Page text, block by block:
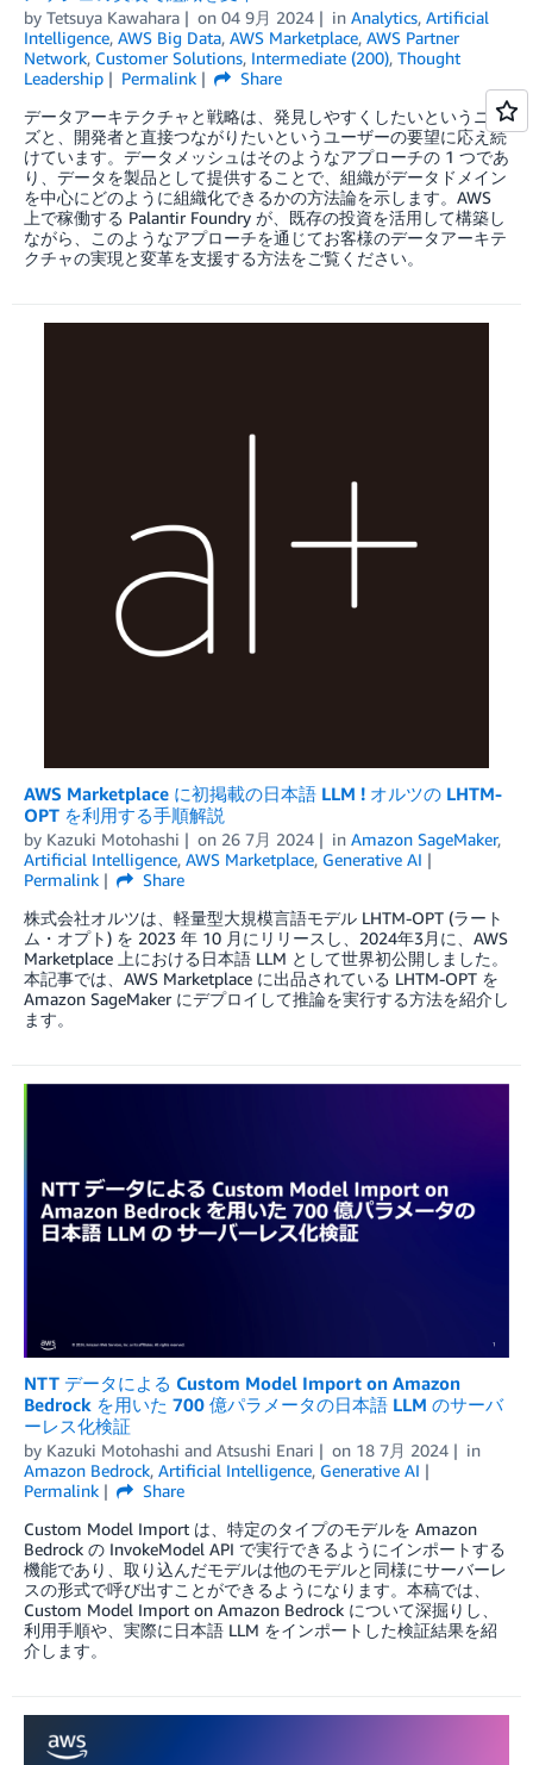
by Tetsuya Kawahara on 04 9月 2024 in Analytics, Artificial
Intelligence, AWS Big Data, AWS Marketplace, AWS Partner
Network, Customer Solutions, Intermediate (200), Thought
Leadership
Permalink
Share
データアーキテクチャと戦略は、発見しやすくしたいというニー
ズと、開発者と直接つながりたいというユーザーの要望に応え続
けています。データメッシュはそのようなアプローチの 1 つであ
り、データを製品として提供することで、組織がデータドメイン
を中心にどのように組織化できるかの方法論を示します。AWS
上で稼働する Palantir Foundry が、既存の投資を活用して構築し
ながら、このようなアプローチを通じてお客様のデータアーキテ
クチャの実現と変革を支援する方法をご覧ください。
AWS Marketplace に初掲載の日本語 LLM ! オルツの LHTM-
OPT を利用する手順解説
by Kazuki Motohashi on 26 7月 2024 in Amazon SageMaker,
Artificial Intelligence, AWS Marketplace, Generative AI
Permalink
Share
株式会社オルツは、軽量型大規模言語モデル LHTM-OPT (ラート
ム・オプト) を 2023 年 10 月にリリースし、2024年3月に、AWS
Marketplace 上における日本語 LLM として世界初公開しました。
本記事では、AWS Marketplace に出品されている LHTM-OPT を
Amazon SageMaker にデプロイして推論を実行する方法を紹介し
ます。
NTT データによる Custom Model Import on Amazon
Bedrock を用いた 700 億パラメータの日本語 LLM のサーバ
ーレス化検証
by Kazuki Motohashi and Atsushi Enari on 18 7月 2024
in
Amazon Bedrock, Artificial Intelligence, Generative AI
Permalink
Share
Custom Model Import は、特定のタイプのモデルを Amazon
Bedrock の InvokeModel API で実行できるようにインポートする
機能であり、取り込んだモデルは他のモデルと同様にサーバーレ
スの形式で呼び出すことができるようになります。本稿では、
Custom Model Import on Amazon Bedrock について深掘りし、
利用手順や、実際に日本語 LLM をインポートした検証結果を紹
介します。